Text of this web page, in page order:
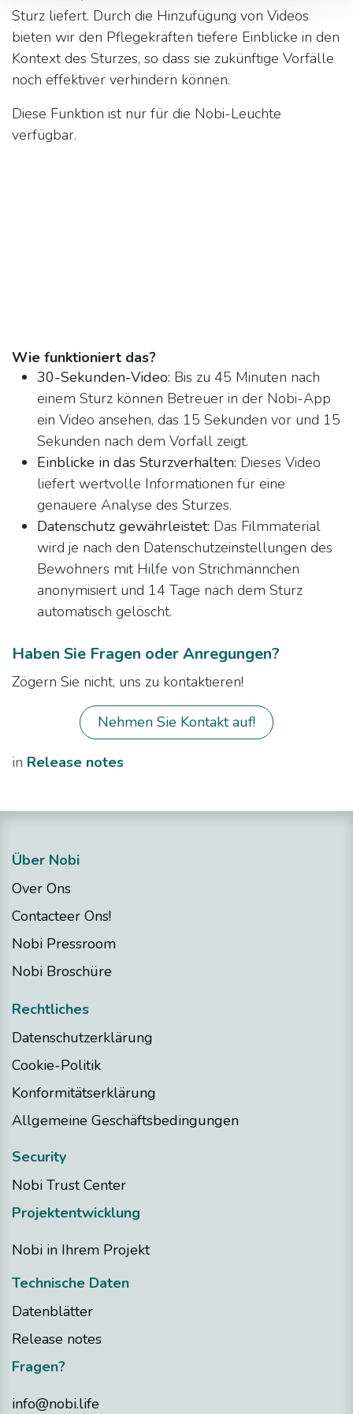
Sturz liefert. Durch die Hinzufügung von Videos
bieten wir den Pflegekräften tiefere Einblicke in den
Kontext des Sturzes, so dass sie zukünftige Vorfälle
noch effektiver verhindern können.
Diese Funktion ist nur für die Nobi-Leuchte
verfügbar.
Wie funktioniert das?
30-Sekunden-Video: Bis zu 45 Minuten nach
einem Sturz können Betreuer in der Nobi-App
ein Video ansehen, das 15 Sekunden vor und 15
Sekunden nach dem Vorfall zeigt.
Einblicke in das Sturzverhalten: Dieses Video
liefert wertvolle Informationen für eine
genauere Analyse des Sturzes.
Datenschutz gewährleistet: Das Filmmaterial
wird je nach den Datenschutzeinstellungen des
Bewohners mit Hilfe von Strichmännchen
anonymisiert und 14 Tage nach dem Sturz
automatisch gelöscht.
Haben Sie Fragen oder Anregungen?
Zögern Sie nicht, uns zu kontaktieren!
Nehmen Sie Kontakt auf!
in Release notes
Über Nobi
Over Ons
Contacteer Ons!
Nobi Pressroom
Nobi Broschüre
Rechtliches
Datenschutzerklärung
Cookie-Politik
Konformitätserklärung
Allgemeine Geschäftsbedingungen
Security
Nobi Trust Center
Projektentwicklung
Nobi in Ihrem Projekt
Technische Daten
Datenblätter
Release notes
Fragen?
info@nobi.life